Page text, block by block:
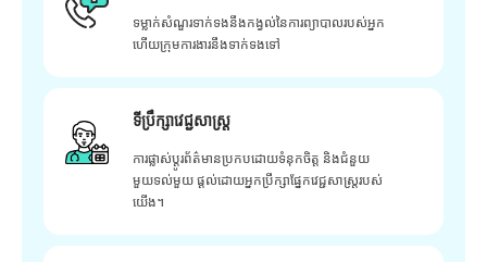
ទម្លាក់សំណួរទាក់ទងនឹងកង្វល់នៃការព្យាបាលរបស់អ្នក
ហើយក្រុមការងារនឹងទាក់ទងទៅ
ទីប្រឹក្សាវេជ្ជសាស្ត្រ
ការផ្លាស់ប្តូរព័ត៌មានប្រកបដោយទំនុកចិត្ត និងជំនួយ
មួយទល់មួយ ផ្តល់ដោយអ្នកប្រឹក្សាផ្នែកវេជ្ជសាស្រ្តរបស់
យើង។